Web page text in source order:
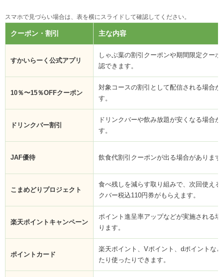
スマホで見づらい場合は、表を横にスライドして確認してください。
クーポン・割引 主な内容
すかいらーく公式アプリ
しゃぶ葉の割引クーポンや期間限定クー
認できます。
10％〜15％OFFクーポン
対象コースの割引として配信される場合が
す。
ドリンクバー割引
ドリンクバーや飲み放題が安くなる場合
す。
JAF優待 飲食代割引クーポンが出る場合があります
こまめどりプロジェクト
食べ残しを減らす取り組みで、次回使える
クバー税込110円券がもらえます。
楽天ポイントキャンペーン
ポイント進呈率アップなどが実施される場
ります。
ポイントカード
楽天ポイント、Vポイント、dポイントな
たり使ったりできます。